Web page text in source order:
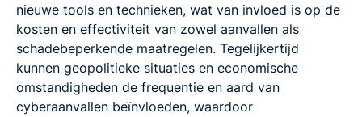
nieuwe tools en technieken, wat van invloed is op de
kosten en effectiviteit van zowel aanvallen als
schadebeperkende maatregelen. Tegelijkertijd
kunnen geopolitieke situaties en economische
omstandigheden de frequentie en aard van
cyberaanvallen beïnvloeden, waardoor